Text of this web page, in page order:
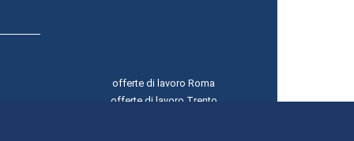
offerte di lavoro Roma
offerte di lavoro Trento